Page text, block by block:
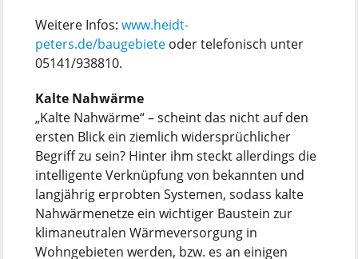
Weitere Infos: www.heidt-
peters.de/baugebiete oder telefonisch unter
05141/938810.
Kalte Nahwärme
„Kalte Nahwärme“ – scheint das nicht auf den
ersten Blick ein ziemlich widersprüchlicher
Begriff zu sein? Hinter ihm steckt allerdings die
intelligente Verknüpfung von bekannten und
langjährig erprobten Systemen, sodass kalte
Nahwärmenetze ein wichtiger Baustein zur
klimaneutralen Wärmeversorgung in
Wohngebieten werden, bzw. es an einigen